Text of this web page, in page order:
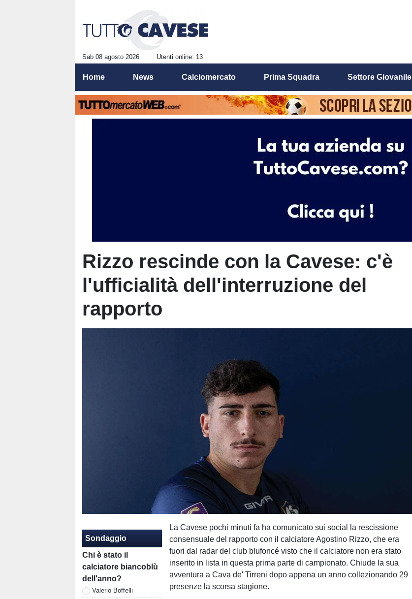
Sab 08 agosto 2026 Utenti online: 13
Home News Calciomercato Prima Squadra Settore Giovanile
Rizzo rescinde con la Cavese: c'è
l'ufficialità dell'interruzione del
rapporto
Sondaggio
Chi è stato il
calciatore biancoblù
dell'anno?
Valerio Boffelli
La Cavese pochi minuti fa ha comunicato sui social la rescissione
consensuale del rapporto con il calciatore Agostino Rizzo, che era
fuori dal radar del club blufoncé visto che il calciatore non era stato
inserito in lista in questa prima parte di campionato. Chiude la sua
avventura a Cava de' Tirreni dopo appena un anno collezionando 29
presenze la scorsa stagione.